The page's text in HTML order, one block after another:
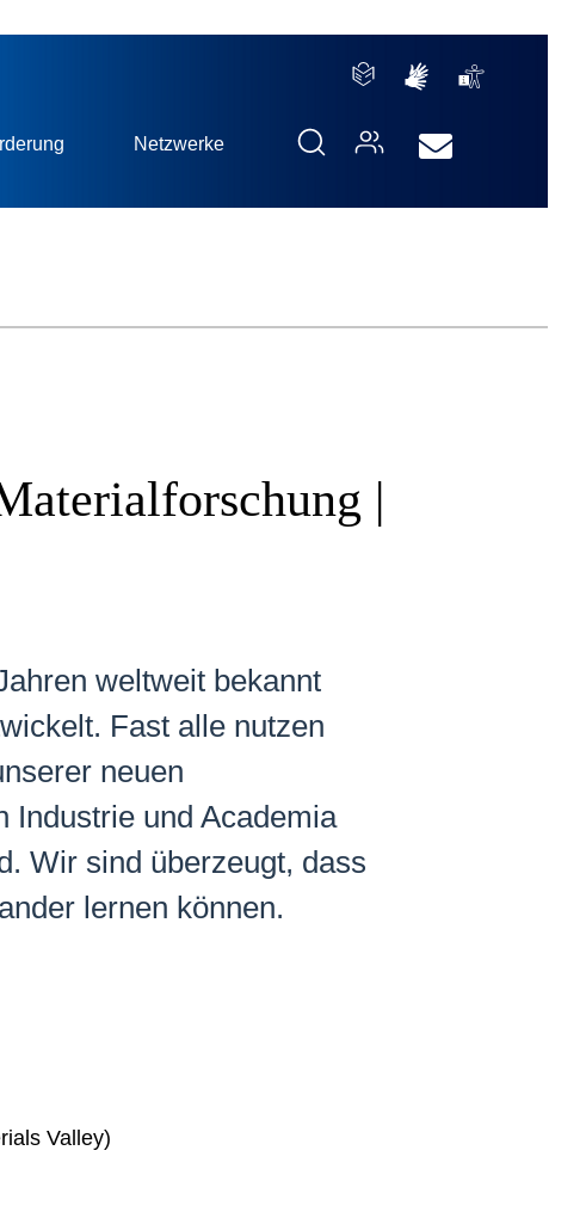
Netzwerke
|
weltweit bekannt
Fast alle nutzen
neuen
Industrie und Academia
Wir sind überzeugt, dass
lernen können.
Valley)